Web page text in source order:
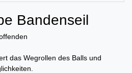
Bandenseil
das Wegrollen des Balls und